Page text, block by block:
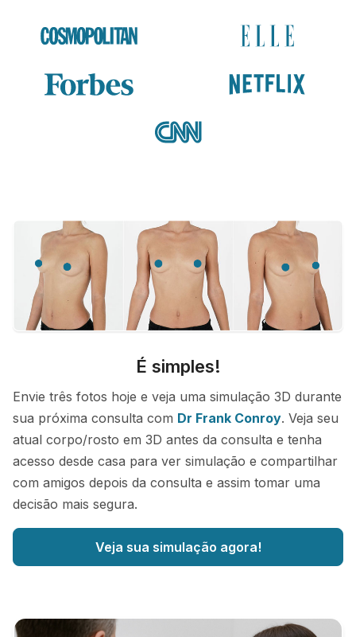
É simples!
Envie três fotos hoje e veja uma simulação 3D durante
sua próxima consulta com Dr Frank Conroy. Veja seu
atual corpo/rosto em 3D antes da consulta e tenha
acesso desde casa para ver simulação e compartilhar
com amigos depois da consulta e assim tomar uma
decisão mais segura.
Veja sua simulação agora!